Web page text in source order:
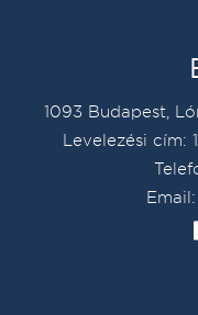
1093 Budapest,
Levelezési cím:
Email: